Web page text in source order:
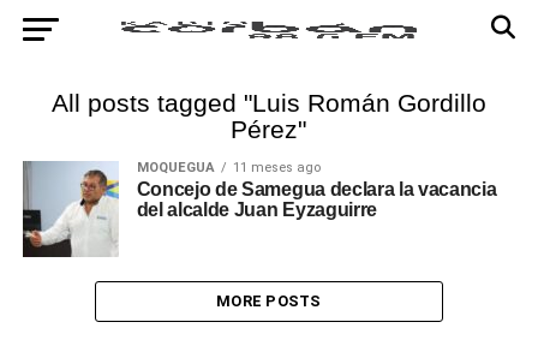
All posts tagged "Luis Román Gordillo
Pérez"
MOQUEGUA 11 meses ago
Concejo de Samegua declara la vacancia
del alcalde Juan Eyzaguirre
MORE POSTS